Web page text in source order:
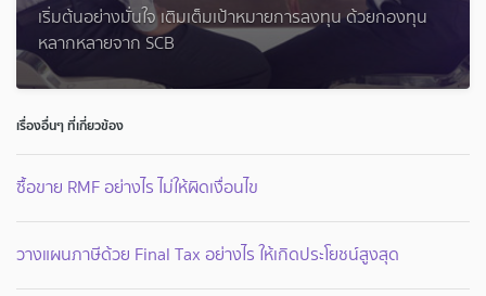
เริ่มต้นอย่างมั่นใจ เติมเต็มเป้าหมายการลงทุน ด้วยกองทุน
หลากหลายจาก SCB
เรื่องอื่นๆ ที่เกี่ยวข้อง
ซื้อขาย RMF อย่างไร ไม่ให้ผิดเงื่อนไข
วางแผนภาษีด้วย Final Tax อย่างไร ให้เกิดประโยชน์สูงสุด